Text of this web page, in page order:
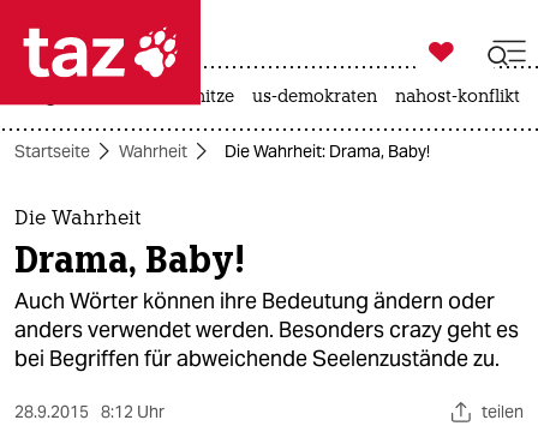
 taz zahl ich
taz zahl ich
themen
politik
öko
gesellschaft

taz zahl ich
hitze us-demokraten nahost-konflikt
Startseite Wahrheit Die Wahrheit: Drama, Baby!
Die Wahrheit
Drama, Baby!
Auch Wörter können ihre Bedeutung ändern oder
anders verwendet werden. Besonders crazy geht es
bei Begriffen für abweichende Seelenzustände zu.
28.9.2015 8:12 Uhr teilen